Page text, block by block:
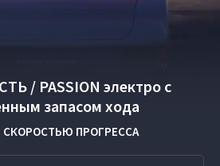
/ PASSION электро с
запасом хода
СКОРОСТЬЮ ПРОГРЕССА